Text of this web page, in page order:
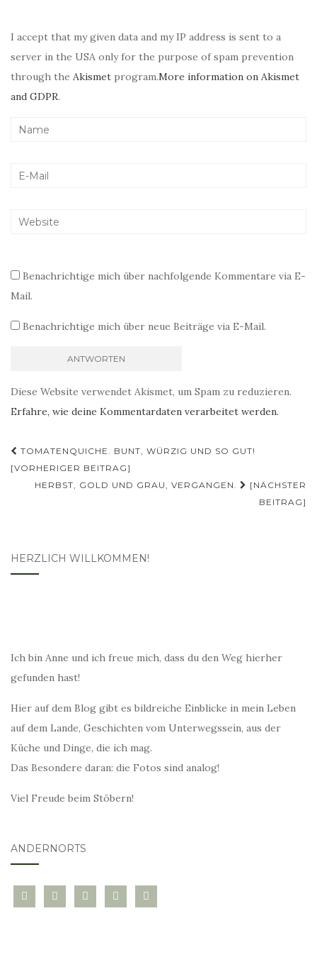
I accept that my given data and my IP address is sent to a
server in the USA only for the purpose of spam prevention
through the Akismet program.More information on Akismet
and GDPR.
Benachrichtige mich über nachfolgende Kommentare via E-
Mail.
Benachrichtige mich über neue Beiträge via E-Mail.
Diese Website verwendet Akismet, um Spam zu reduzieren.
Erfahre, wie deine Kommentardaten verarbeitet werden.
Beitragsnavigation
TOMATENQUICHE. BUNT, WÜRZIG UND SO GUT!
[VORHERIGER BEITRAG]
HERBST, GOLD UND GRAU, VERGANGEN.
[NÄCHSTER
BEITRAG]
HERZLICH WILLKOMMEN!
Ich bin Anne und ich freue mich, dass du den Weg hierher
gefunden hast!
Hier auf dem Blog gibt es bildreiche Einblicke in mein Leben
auf dem Lande, Geschichten vom Unterwegssein, aus der
Küche und Dinge, die ich mag.
Das Besondere daran: die Fotos sind analog!
Viel Freude beim Stöbern!
ANDERNORTS
bloglovininstagramtwitter pinterest
mail